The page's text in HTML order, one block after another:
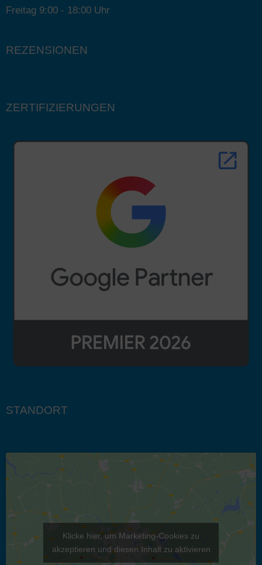
Freitag 9:00 - 18:00 Uhr
REZENSIONEN
ZERTIFIZIERUNGEN
STANDORT
Klicke hier, um Marketing-Cookies zu
akzeptieren und diesen Inhalt zu aktivieren